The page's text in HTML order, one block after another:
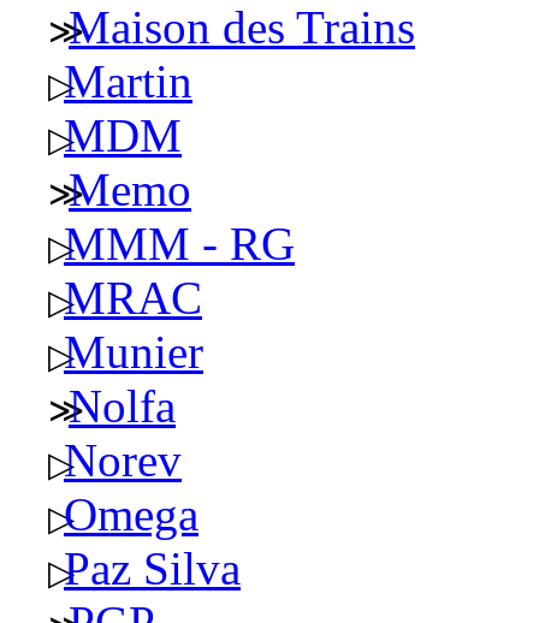
Maison des Trains
Martin
MDM
Memo
MMM - RG
MRAC
Munier
Nolfa
Norev
Omega
Paz Silva